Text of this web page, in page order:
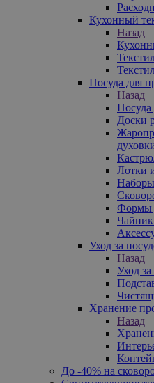
Кухонный
Назад
Посуда для
Назад
Посуда
Доски
Лотки
Формы
Уход за
Назад
Уход
Хранение
Назад
До -40% на